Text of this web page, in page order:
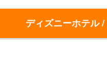
ディズニーホテル